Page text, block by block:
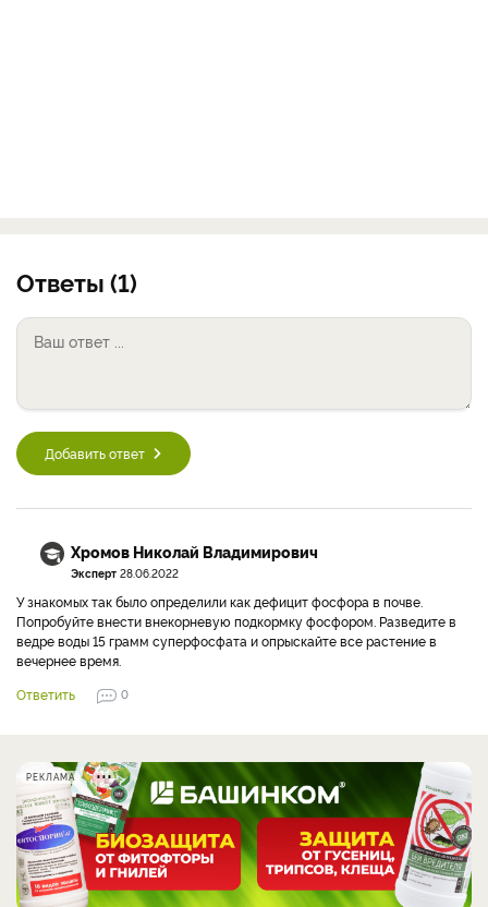
Ответы (1)
Добавить ответ
Хромов Николай Владимирович
Эксперт 28.06.2022
У знакомых так было определили как дефицит фосфора в почве.
Попробуйте внести внекорневую подкормку фосфором. Разведите в
ведре воды 15 грамм суперфосфата и опрыскайте все растение в
вечернее время.
Ответить
0
РЕКЛАМА